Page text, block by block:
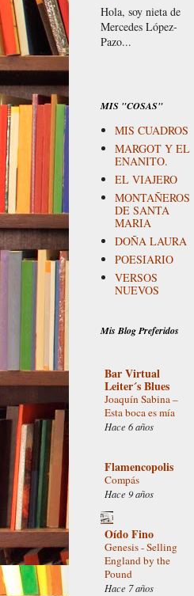
Hola, soy nieta de
Mercedes López-
Pazo...
MIS "COSAS"
MIS CUADROS
MARGOT Y EL
ENANITO.
EL VIAJERO
MONTAÑEROS
DE SANTA
MARIA
DOÑA LAURA
POESIARIO
VERSOS
NUEVOS
Mis Blog Preferidos
Bar Virtual
Leiter´s Blues
Joaquín Sabina –
Esta boca es mía
Hace 6 años
Flamencopolis
Compás
Hace 9 años
Oído Fino
Genesis - Selling
England by the
Pound
Hace 7 años